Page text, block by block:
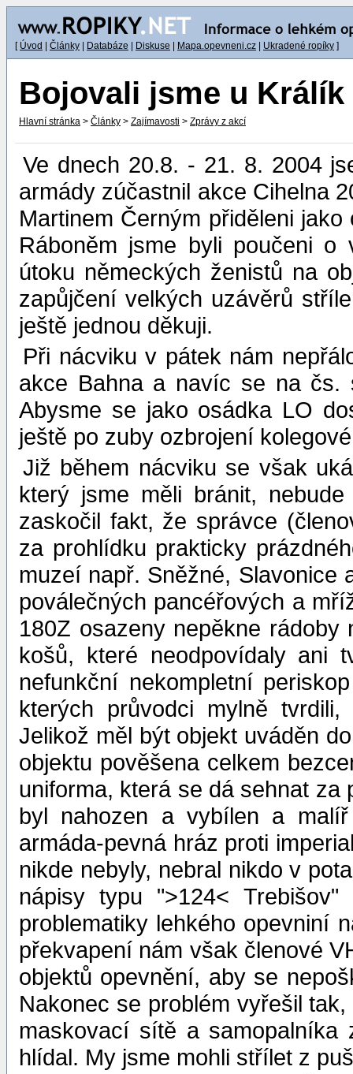
[ Úvod Články Databáze Diskuse Mapa.opevneni.cz Ukradené ropíky ]
Bojovali jsme u Králík
Hlavní stránka > Články > Zajímavosti > Zprávy z akcí
Ve dnech 20.8. - 21. 8. 2004
armády zúčastnil akce Cihelna
Martinem Černým přiděleni
Ráboněm jsme byli poučeni
útoku německých ženistů na
zapůjčení velkých uzávěrů
ještě jednou děkuji.
Při nácviku v pátek nám
akce Bahna a navíc se na čs.
Abysme se jako osádka LO
ještě po zuby ozbrojení
Již během nácviku se však
který jsme měli bránit,
zaskočil fakt, že správce
za prohlídku prakticky
muzeí např. Sněžné, Slavonice
poválečných pancéřových a
180Z osazeny nepěkne rádoby
košů, které neodpovídaly ani
nefunkční nekompletní
kterých průvodci mylně
Jelikož měl být objekt uváděn
objektu pověšena celkem
uniforma, která se dá sehnat
byl nahozen a vybílen a
armáda-pevná hráz proti
nikde nebyly, nebral nikdo v
nápisy typu ">124<
problematiky lehkého opevniní
překvapení nám však členové
objektů opevnění, aby se
Nakonec se problém vyřešil
maskovací sítě a
hlídal. My jsme mohli střílet z